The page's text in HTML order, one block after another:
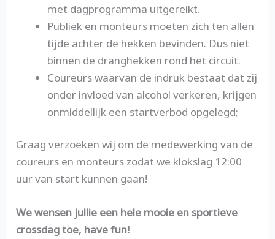
met dagprogramma uitgereikt.
Publiek en monteurs moeten zich ten allen
tijde achter de hekken bevinden. Dus niet
binnen de dranghekken rond het circuit.
Coureurs waarvan de indruk bestaat dat zij
onder invloed van alcohol verkeren, krijgen
onmiddellijk een startverbod opgelegd;
Graag verzoeken wij om de medewerking van de
coureurs en monteurs zodat we klokslag 12:00
uur van start kunnen gaan!
We wensen jullie een hele mooie en sportieve
crossdag toe, have fun!